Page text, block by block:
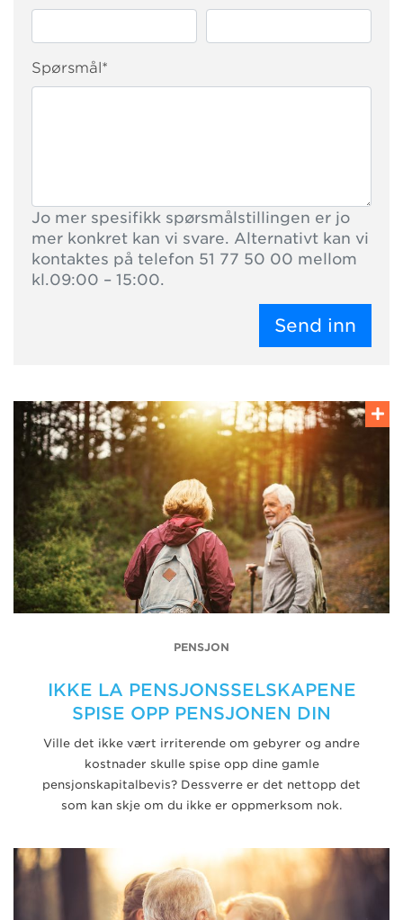
Spørsmål*
Jo mer spesifikk spørsmålstillingen er jo
mer konkret kan vi svare. Alternativt kan vi
kontaktes på telefon 51 77 50 00 mellom
kl.09:00 – 15:00.
Send inn
PENSJON
IKKE LA PENSJONSSELSKAPENE
SPISE OPP PENSJONEN DIN
Ville det ikke vært irriterende om gebyrer og andre
kostnader skulle spise opp dine gamle
pensjonskapitalbevis? Dessverre er det nettopp det
som kan skje om du ikke er oppmerksom nok.